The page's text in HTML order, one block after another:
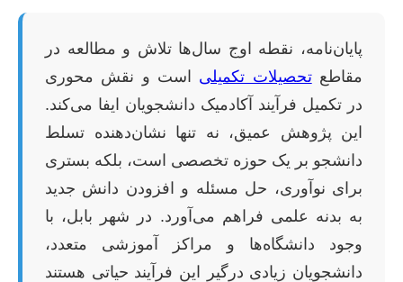
پایان‌نامه، نقطه اوج سال‌ها تلاش و مطالعه در
مقاطعتحصیلات تکمیلی است و نقش محوری
در تکمیل فرآیند آکادمیک دانشجویان ایفا می‌کند.
این پژوهش عمیق، نه تنها نشان‌دهنده تسلط
دانشجو بر یک حوزه تخصصی است، بلکه بستری
برای نوآوری، حل مسئله و افزودن دانش جدید
به بدنه علمی فراهم می‌آورد. در شهر بابل، با
وجود دانشگاه‌ها و مراکز آموزشی متعدد،
دانشجویان زیادی درگیر این فرآیند حیاتی هستند